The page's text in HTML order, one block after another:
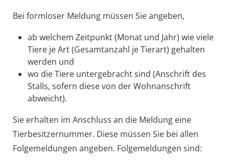
Bei formloser Meldung müssen Sie angeben,
ab welchem Zeitpunkt (Monat und Jahr) wie viele
Tiere je Art (Gesamtanzahl je Tierart) gehalten
werden und
wo die Tiere untergebracht sind (Anschrift des
Stalls, sofern diese von der Wohnanschrift
abweicht).
Sie erhalten im Anschluss an die Meldung eine
Tierbesitzernummer. Diese müssen Sie bei allen
Folgemeldungen angeben. Folgemeldungen sind: